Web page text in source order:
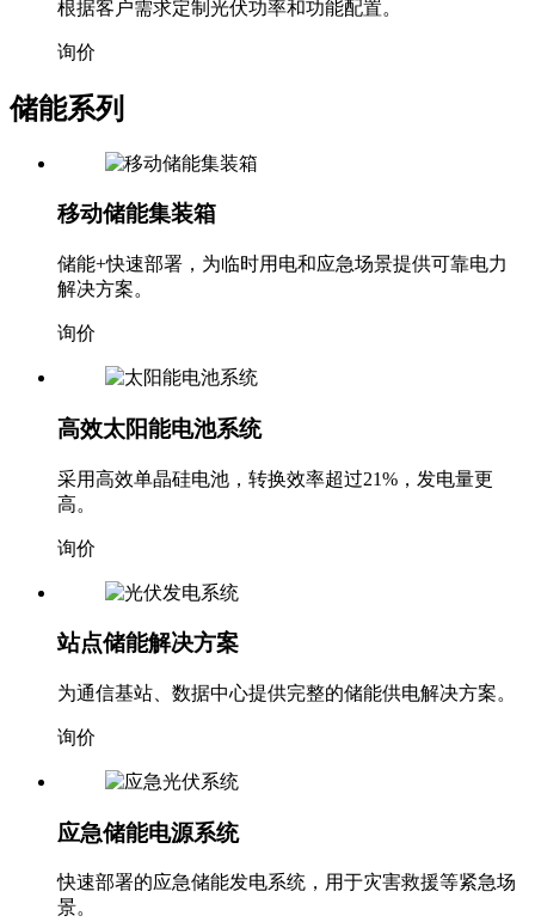
根据客户需求定制光伏功率和功能配置。
询价
储能系列
移动储能集装箱
储能+快速部署，为临时用电和应急场景提供可靠电力
解决方案。
询价
高效太阳能电池系统
采用高效单晶硅电池，转换效率超过21%，发电量更
高。
询价
站点储能解决方案
为通信基站、数据中心提供完整的储能供电解决方案。
询价
应急储能电源系统
快速部署的应急储能发电系统，用于灾害救援等紧急场
景。